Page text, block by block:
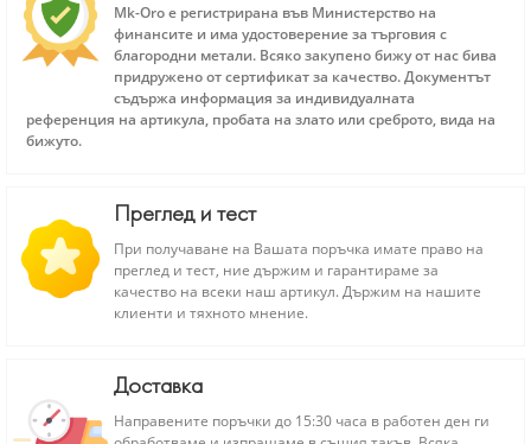
Mk-Oro е регистрирана във Министерство на
финансите и има удостоверение за търговия с
благородни метали. Всяко закупено бижу от нас бива
придружено от сертификат за качество. Документът
съдържа информация за индивидуалната
референция на артикула, пробата на злато или среброто, вида на
бижуто.
Преглед и тест
При получаване на Вашата поръчка имате право на
преглед и тест, ние държим и гарантираме за
качество на всеки наш артикул. Държим на нашите
клиенти и тяхното мнение.
Доставка
Направените поръчки до 15:30 часа в работен ден ги